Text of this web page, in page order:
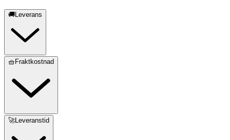
🚚Leverans
🧺Fraktkostnad
🚀Leveranstid